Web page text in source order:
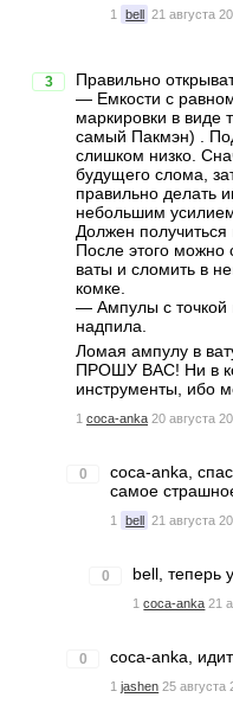
1 bell 21 августа
3
Правильно
— Емкости с
маркировки в виде
самый Пакмэн) .
слишком низко.
будущего слома,
правильно делать
небольшим
Должен
После этого можно
ваты и сломить в
комке.
— Ампулы с точкой
надпила.
Ломая ампулу в
ПРОШУ ВАС! Ни в
инструменты, ибо
1 coca-anka 20 августа
0
coca-anka,
самое
1 bell 21 августа
0 bell, теперь
1 coca-anka 21
0 coca-anka,
1 jashen 25 августа